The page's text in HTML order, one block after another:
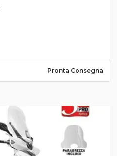
Pronta Consegna